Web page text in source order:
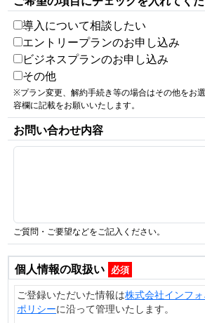
導入について相談したい
エントリープランのお申し込み
ビジネスプランのお申し込み
その他
※プラン変更、解約手続き等の場合はその他をお
容欄に記載をお願いいたします。
お問い合わせ内容
ご質問・ご要望などをご記入ください。
個人情報の取扱い 必須
ご登録いただいた情報は株式会社インフ
ポリシーに沿って管理いたします。